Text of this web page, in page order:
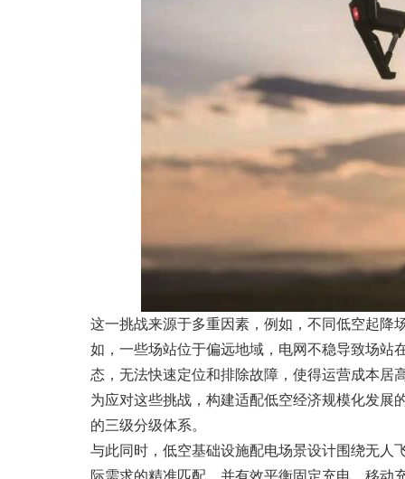
这一挑战来源于多重因素，例如，不同低空起降
如，一些场站位于偏远地域，电网不稳导致场站
态，无法快速定位和排除故障，使得运营成本居
为应对这些挑战，构建适配低空经济规模化发展
的三级分级体系。
与此同时，低空基础设施配电场景设计围绕无人
际需求的精准匹配，并有效平衡固定充电、移动